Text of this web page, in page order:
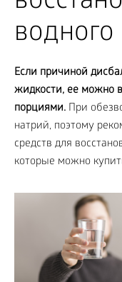
водного
Если причиной
жидкости, ее можно
порциями. При
натрий, поэтому
средств для
которые можно